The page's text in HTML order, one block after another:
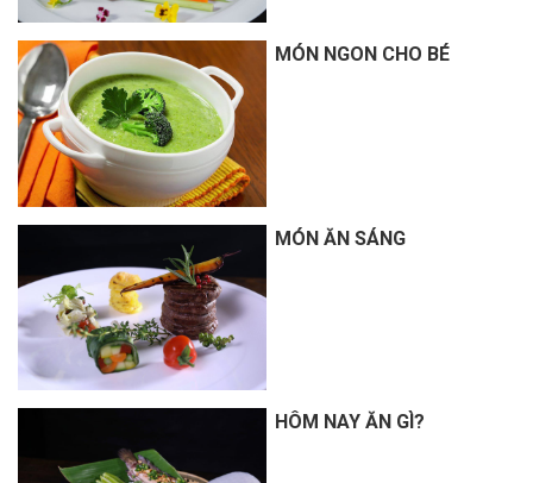
MÓN NGON CHO BÉ
MÓN ĂN SÁNG
HÔM NAY ĂN GÌ?